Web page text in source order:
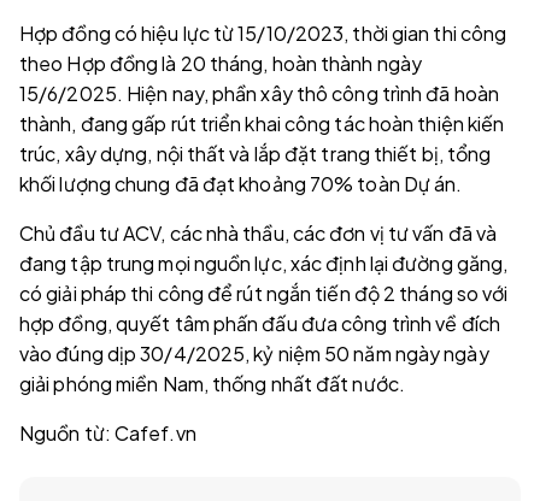
Hợp đồng có hiệu lực từ 15/10/2023, thời gian thi công
theo Hợp đồng là 20 tháng, hoàn thành ngày
15/6/2025. Hiện nay, phần xây thô công trình đã hoàn
thành, đang gấp rút triển khai công tác hoàn thiện kiến
trúc, xây dựng, nội thất và lắp đặt trang thiết bị, tổng
khối lượng chung đã đạt khoảng 70% toàn Dự án.
Chủ đầu tư ACV, các nhà thầu, các đơn vị tư vấn đã và
đang tập trung mọi nguồn lực, xác định lại đường găng,
có giải pháp thi công để rút ngắn tiến độ 2 tháng so với
hợp đồng, quyết tâm phấn đấu đưa công trình về đích
vào đúng dịp 30/4/2025, kỷ niệm 50 năm ngày ngày
giải phóng miền Nam, thống nhất đất nước.
Nguồn từ: Cafef.vn